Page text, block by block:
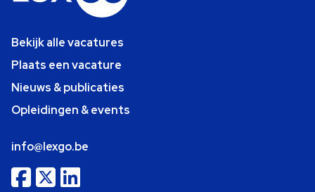
Bekijk alle vacatures
Plaats een vacature
Nieuws & publicaties
Opleidingen & events
info@lexgo.be